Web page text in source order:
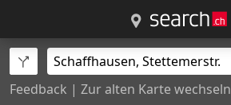
Feedback | Zur alten Karte wechseln